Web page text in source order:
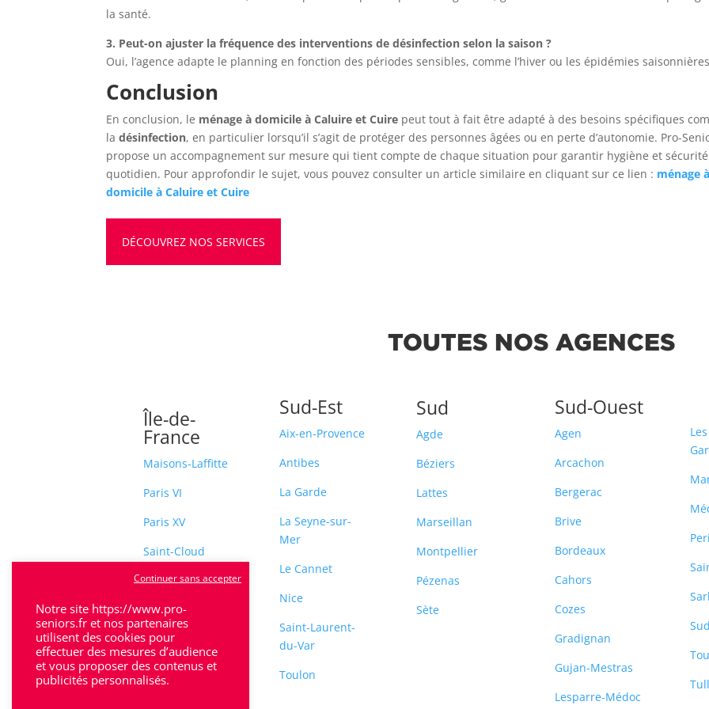
la santé.
3. Peut-on ajuster la fréquence des interventions de désinfection selon la saison ?
Oui, l’agence adapte le planning en fonction des périodes sensibles, comme l’hiver ou les épidémies
Conclusion
En conclusion, le ménage à domicile à Caluire et Cuire peut tout à fait être adapté à des besoins spécifiques
ladésinfection, en particulier lorsqu’il s’agit de protéger des personnes âgées ou en perte d’autonomie. Pro-
propose un accompagnement sur mesure qui tient compte de chaque situation pour garantir hygiène et
quotidien. Pour approfondir le sujet, vous pouvez consulter un article similaire en cliquant sur ce lien : ménage à
domicile à Caluire et Cuire
DÉCOUVREZ NOS SERVICES
TOUTES NOS AGENCES
Île-de-
France
Maisons-Laffitte
Paris VI
Paris XV
Saint-Cloud
Sceaux
Sud-Est
Aix-en-Provence
Antibes
La Garde
La Seyne-sur-
Mer
Le Cannet
Nice
Saint-Laurent-
du-Var
Toulon
Sud
Agde
Béziers
Lattes
Marseillan
Montpellier
Pézenas
Sète
Sud-Ouest
Agen
Arcachon
Bergerac
Brive
Bordeaux
Cahors
Cozes
Gradignan
Gujan-Mestras
Lesparre-Médoc
Notre site https://www.pro-
seniors.fr et nos partenaires
utilisent des cookies pour
effectuer des mesures d’audience
et vous proposer des contenus et
publicités personnalisés.
Continuer sans accepter